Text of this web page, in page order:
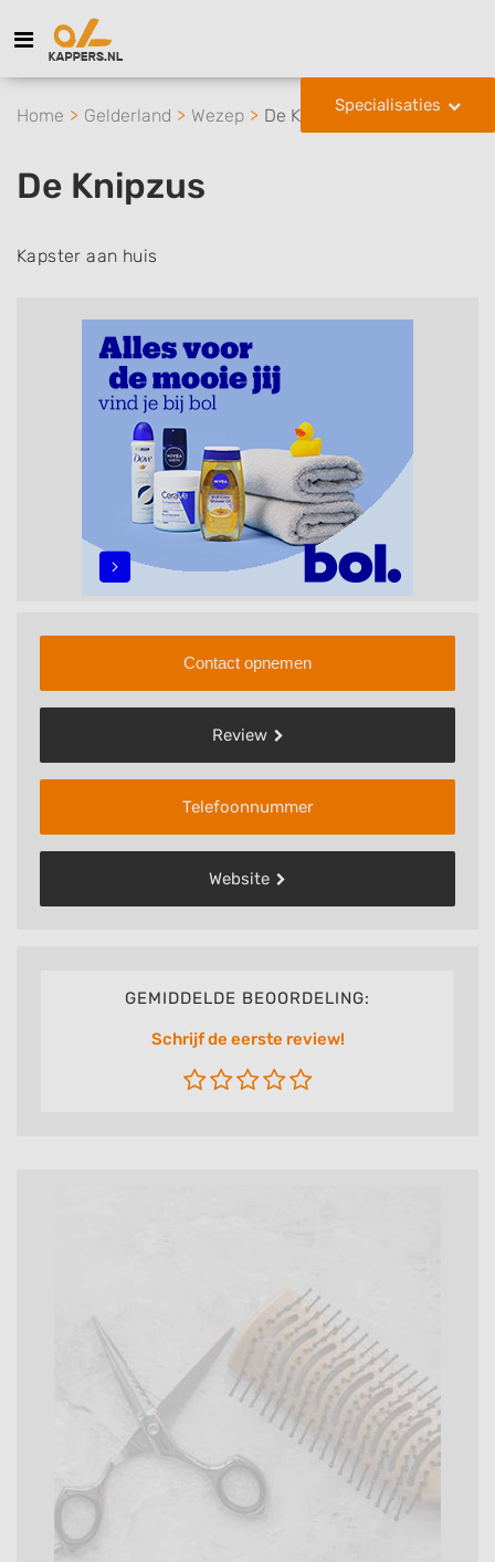
Specialisaties
Home Gelderland Wezep De Knipzus
De Knipzus
Kapster aan huis
Contact opnemen
Review
Telefoonnummer
Website
GEMIDDELDE BEOORDELING:
Schrijf de eerste review!